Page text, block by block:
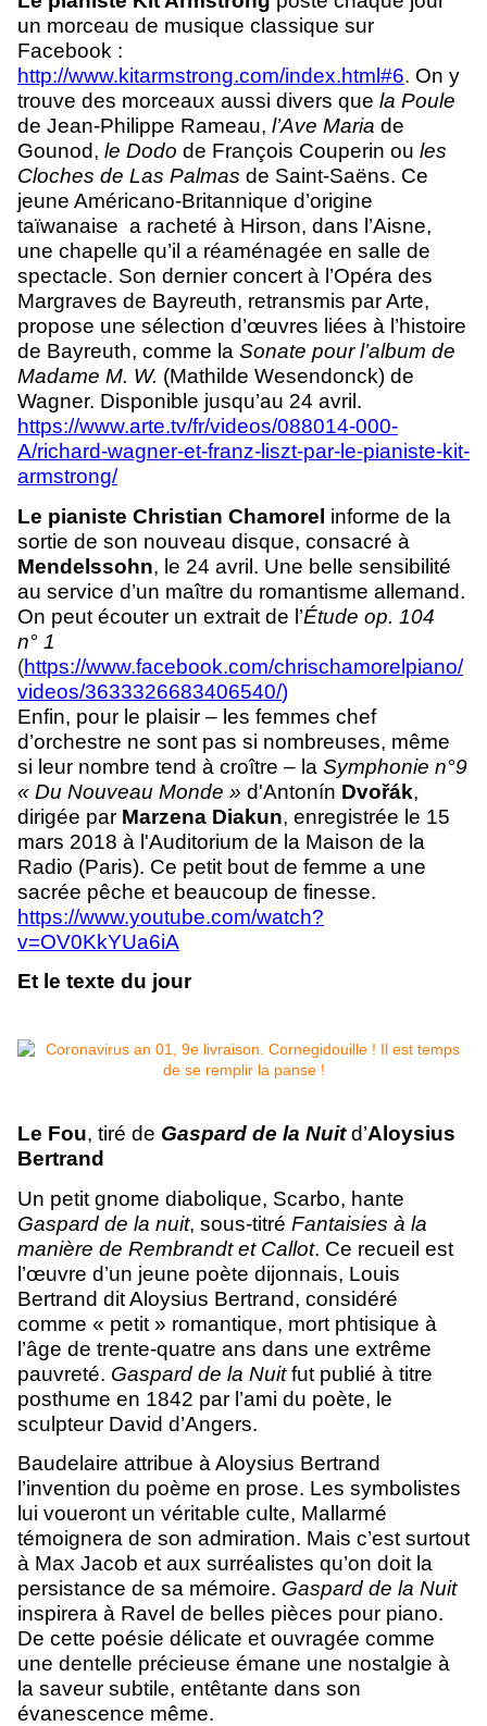
un morceau de musique classique sur
Facebook :
http://www.kitarmstrong.com/index.html#6. On y
trouve des morceaux aussi divers que la Poule
de Jean-Philippe Rameau, l’Ave Maria de
Gounod, le Dodo de François Couperin ou les
Cloches de Las Palmas de Saint-Saëns. Ce
jeune Américano-Britannique d’origine
taïwanaise a racheté à Hirson, dans l’Aisne,
une chapelle qu’il a réaménagée en salle de
spectacle. Son dernier concert à l’Opéra des
Margraves de Bayreuth, retransmis par Arte,
propose une sélection d’œuvres liées à l’histoire
de Bayreuth, comme la Sonate pour l’album de
Madame M. W. (Mathilde Wesendonck) de
Wagner. Disponible jusqu’au 24 avril.
https://www.arte.tv/fr/videos/088014-000-
A/richard-wagner-et-franz-liszt-par-le-pianiste-kit-
armstrong/
Le pianiste Christian Chamorel informe de la
sortie de son nouveau disque, consacré à
Mendelssohn, le 24 avril. Une belle sensibilité
au service d’un maître du romantisme allemand.
On peut écouter un extrait de l’Étude op. 104
n° 1
(https://www.facebook.com/chrischamorelpiano/
videos/3633326683406540/)
Enfin, pour le plaisir – les femmes chef
d’orchestre ne sont pas si nombreuses, même
si leur nombre tend à croître – la Symphonie n°9
« Du Nouveau Monde » d'Antonín Dvořák,
dirigée par Marzena Diakun, enregistrée le 15
mars 2018 à l'Auditorium de la Maison de la
Radio (Paris). Ce petit bout de femme a une
sacrée pêche et beaucoup de finesse.
https://www.youtube.com/watch?
v=OV0KkYUa6iA
Et le texte du jour
Le Fou, tiré de Gaspard de la Nuit d’Aloysius
Bertrand
Un petit gnome diabolique, Scarbo, hante
Gaspard de la nuit, sous-titré Fantaisies à la
manière de Rembrandt et Callot. Ce recueil est
l’œuvre d’un jeune poète dijonnais, Louis
Bertrand dit Aloysius Bertrand, considéré
comme « petit » romantique, mort phtisique à
l’âge de trente-quatre ans dans une extrême
pauvreté. Gaspard de la Nuitfut publié à titre
posthume en 1842 par l’ami du poète, le
sculpteur David d’Angers.
Baudelaire attribue à Aloysius Bertrand
l’invention du poème en prose. Les symbolistes
lui voueront un véritable culte, Mallarmé
témoignera de son admiration. Mais c’est surtout
à Max Jacob et aux surréalistes qu’on doit la
persistance de sa mémoire. Gaspard de la Nuit
inspirera à Ravel de belles pièces pour piano.
De cette poésie délicate et ouvragée comme
une dentelle précieuse émane une nostalgie à
la saveur subtile, entêtante dans son
évanescence même.